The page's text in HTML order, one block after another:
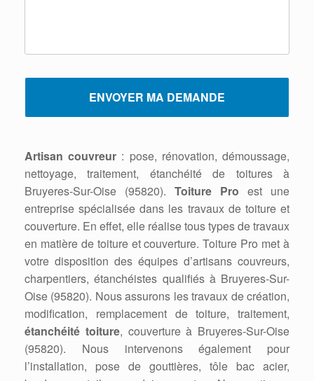
Artisan couvreur : pose, rénovation, démoussage,
nettoyage, traitement, étanchéité de toitures à
Bruyeres-Sur-Oise (95820). Toiture Pro est une
entreprise spécialisée dans les travaux de toiture et
couverture. En effet, elle réalise tous types de travaux
en matière de toiture et couverture. Toiture Pro met à
votre disposition des équipes d’artisans couvreurs,
charpentiers, étanchéistes qualifiés à Bruyeres-Sur-
Oise (95820). Nous assurons les travaux de création,
modification, remplacement de toiture, traitement,
étanchéité toiture, couverture à Bruyeres-Sur-Oise
(95820). Nous intervenons également pour
l’installation, pose de gouttières, tôle bac acier,